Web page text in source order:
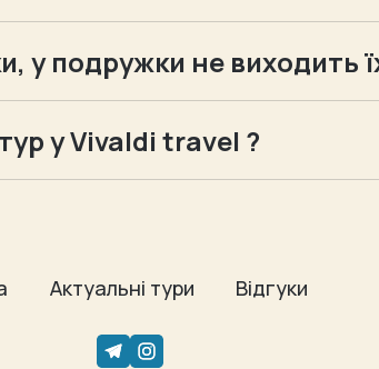
і відправляємо рахунок на оплату.
у подружки не виходить
доплат і штрафів. Більш
у Vivaldi travel ?
і професіоналізмом.
і змінюється стан
Актуальні тури Відгуки